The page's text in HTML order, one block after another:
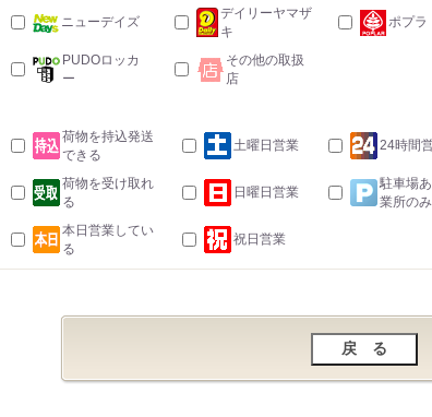
ニューデイズ
デイリーヤマザ
キ
ポプラ
PUDOロッカ
ー
その他の取扱
店
荷物を持込発送
できる
土曜日営業 24時間
荷物を受け取れ
る
日曜日営業
駐車場
業所のみ
本日営業してい
る
祝日営業